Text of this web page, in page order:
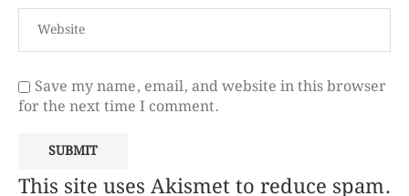
Save my name, email, and website in this browser
for the next time I comment.
This site uses Akismet to reduce spam.